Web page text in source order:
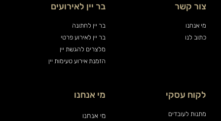
צור קשר
מי אנחנו
כתוב לנו
בר יין לאירועים
בר יין לחתונה
בר יין לאירוע פרטי
מלצרים להגשת יין
הזמנת אירוע טעימות יין
לקוח עסקי
מתנות לעובדים
מי אנחנו
מי אנחנו